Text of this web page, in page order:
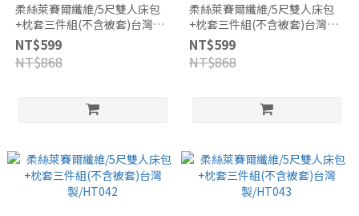
柔絲萊賽爾纖維/5尺雙人床包
+枕套三件組(不含被套)台灣
製/HT040
NT$599
NT$868
柔絲萊賽爾纖維/5尺雙人床包
+枕套三件組(不含被套)台灣
製/HT041
NT$599
NT$868